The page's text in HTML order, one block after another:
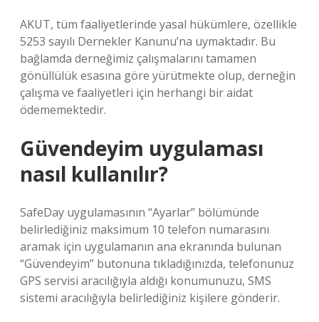
AKUT, tüm faaliyetlerinde yasal hükümlere, özellikle
5253 sayılı Dernekler Kanunu’na uymaktadır. Bu
bağlamda derneğimiz çalışmalarını tamamen
gönüllülük esasına göre yürütmekte olup, derneğin
çalışma ve faaliyetleri için herhangi bir aidat
ödememektedir.
Güvendeyim uygulaması
nasıl kullanılır?
SafeDay uygulamasının “Ayarlar” bölümünde
belirlediğiniz maksimum 10 telefon numarasını
aramak için uygulamanın ana ekranında bulunan
“Güvendeyim” butonuna tıkladığınızda, telefonunuz
GPS servisi aracılığıyla aldığı konumunuzu, SMS
sistemi aracılığıyla belirlediğiniz kişilere gönderir.